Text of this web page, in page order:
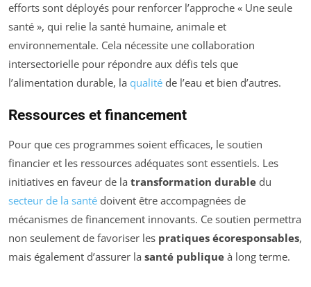
efforts sont déployés pour renforcer l’approche « Une seule
santé », qui relie la santé humaine, animale et
environnementale. Cela nécessite une collaboration
intersectorielle pour répondre aux défis tels que
l’alimentation durable, la qualité de l’eau et bien d’autres.
Ressources et financement
Pour que ces programmes soient efficaces, le soutien
financier et les ressources adéquates sont essentiels. Les
initiatives en faveur de la transformation durable du
secteur de la santé doivent être accompagnées de
mécanismes de financement innovants. Ce soutien permettra
non seulement de favoriser les pratiques écoresponsables,
mais également d’assurer la santé publique à long terme.